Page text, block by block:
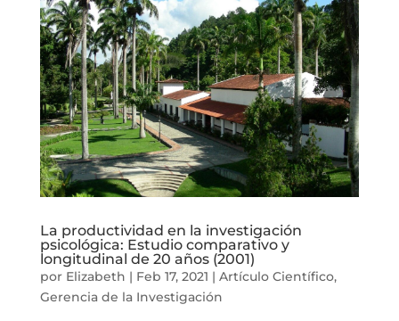
La productividad en la investigación
psicológica: Estudio comparativo y
longitudinal de 20 años (2001)
por Elizabeth | Feb 17, 2021 | Artículo Científico,
Gerencia de la Investigación